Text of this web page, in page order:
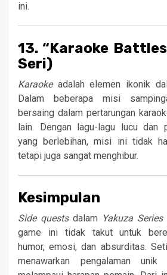
ini.
13. “Karaoke
Seri)
Karaokeadalah elemen ikonik
Dalam beberapa misi
bersaing dalam pertarungan
lain. Dengan lagu-lagu lucu dan
yang berlebihan, misi ini tidak
tetapi juga sangat menghibur.
Kesimpulan
Side questsdalam Yakuza Series
game ini tidak takut untuk
humor, emosi, dan absurditas.
menawarkan pengalaman